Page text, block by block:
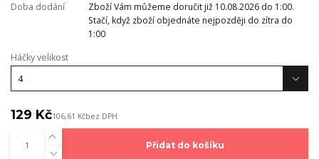
Doba dodání
Zboží Vám můžeme doručit již 10.08.2026 do 1:00.
Stačí, když zboží objednáte nejpozději do zítra do
1:00
Háčky velikost
129 Kč106,61 Kčbez DPH
Přidat do košíku